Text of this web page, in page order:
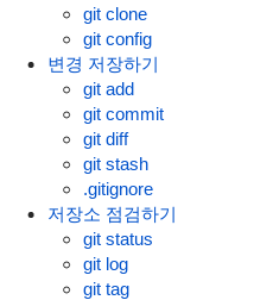
git clone
git config
변경 저장하기
git add
git commit
git diff
git stash
.gitignore
저장소 점검하기
git status
git log
git tag